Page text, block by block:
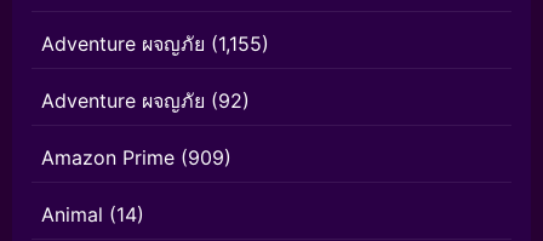
Adventure ผจญภัย (1,155)
Adventure ผจญภัย (92)
Amazon Prime (909)
Animal (14)